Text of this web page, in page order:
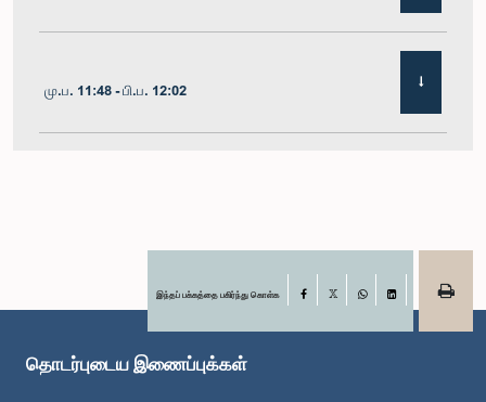
மு.ப. 11:48 - பி.ப. 12:02
பி.ப. 12:19 - பி.ப. 12:32இந்தப் பக்கத்தை பகிர்ந்து கொள்க Facebook
LinkedIn
தொடர்புடைய இணைப்புக்கள்